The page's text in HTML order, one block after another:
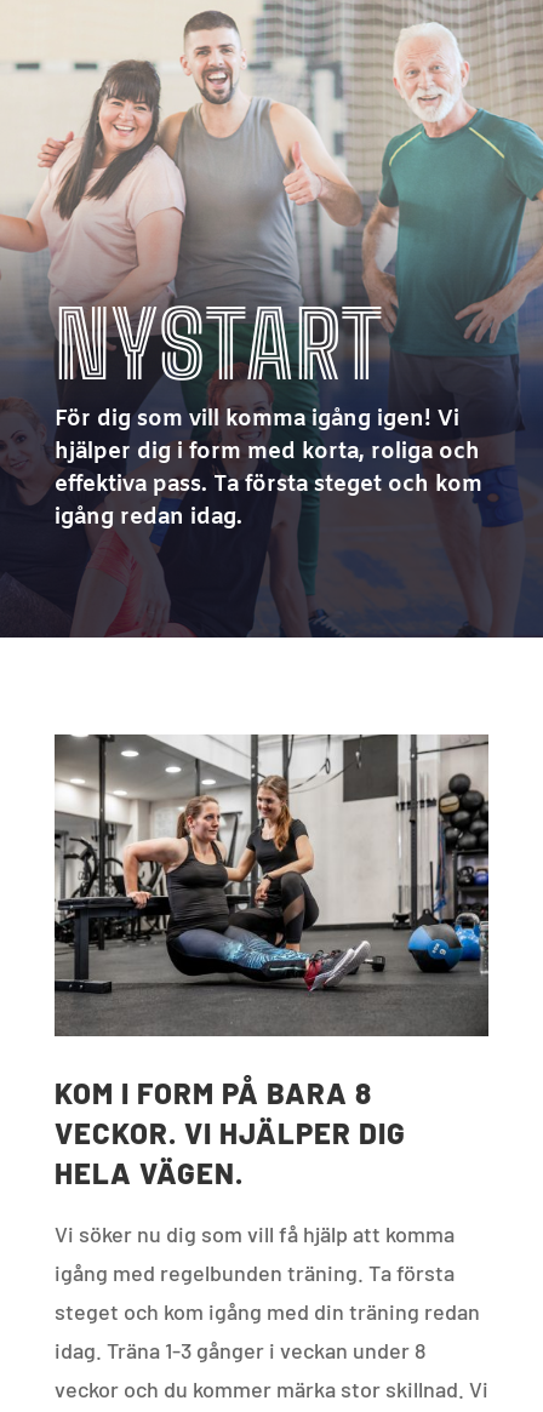
NYSTART
För dig som vill komma igång igen! Vi
hjälper dig i form med korta, roliga och
effektiva pass. Ta första steget och kom
igång redan idag.
KOM I FORM PÅ BARA 8
VECKOR. VI HJÄLPER DIG
HELA VÄGEN.
Vi söker nu dig som vill få hjälp att komma
igång med regelbunden träning. Ta första
steget och kom igång med din träning redan
idag. Träna 1-3 gånger i veckan under 8
veckor och du kommer märka stor skillnad. Vi